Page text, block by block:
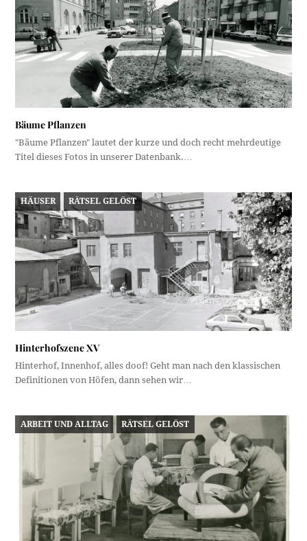
Bäume Pflanzen
"Bäume Pflanzen" lautet der kurze und doch recht mehrdeutige
Titel dieses Fotos in unserer Datenbank.…
HÄUSER RÄTSEL GELÖST
Hinterhofszene XV
Hinterhof, Innenhof, alles doof! Geht man nach den klassischen
Definitionen von Höfen, dann sehen wir…
ARBEIT UND ALLTAG RÄTSEL GELÖST